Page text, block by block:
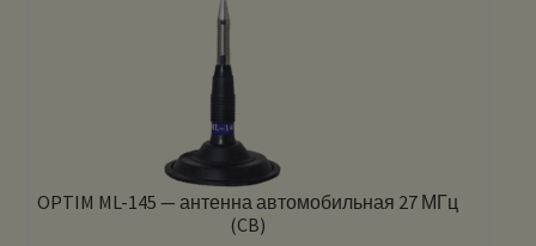
OPTIM ML-145 — антенна автомобильная 27 МГц
(CB)